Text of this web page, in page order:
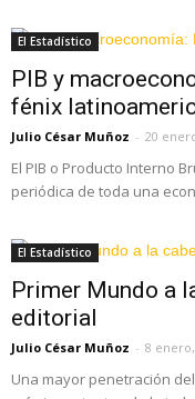
El Estadístico
PIB y
fénix
Julio César Muñoz - 20
El PIB o Producto Interno
periódica de toda una
El Estadístico
Primer Mundo a
editorial
Julio César Muñoz - 8 enero,
Una mayor penetración